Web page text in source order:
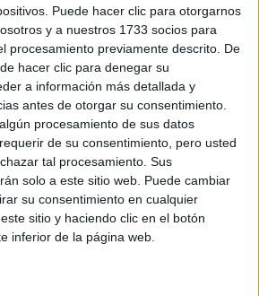
Puede hacer clic para otorgarnos
y a nuestros 1733 socios para
procesamiento previamente descrito. De
hacer clic para denegar su
a información más detallada y
antes de otorgar su consentimiento.
procesamiento de sus datos
de su consentimiento, pero usted
tal procesamiento. Sus
solo a este sitio web. Puede cambiar
su consentimiento en cualquier
sitio y haciendo clic en el botón
inferior de la página web.